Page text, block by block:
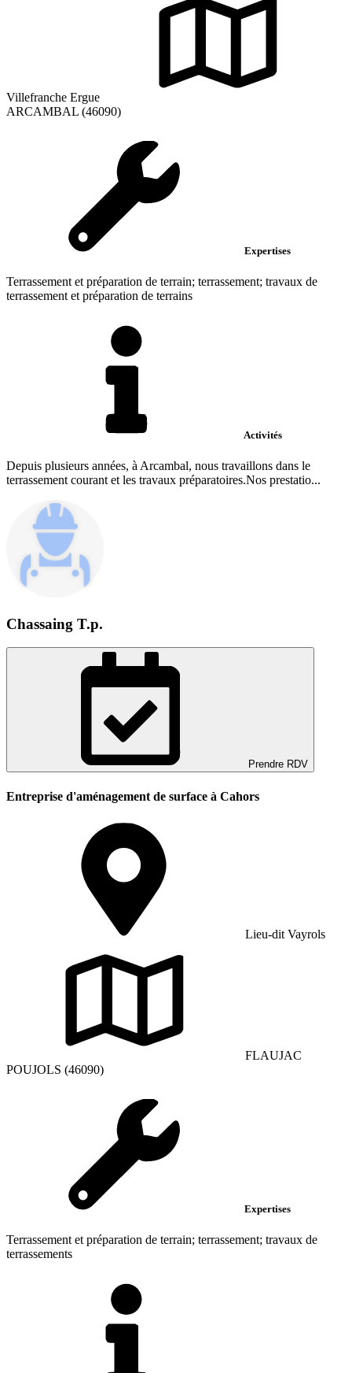
Villefranche Ergue
ARCAMBAL (46090)
Expertises
Terrassement et préparation de terrain; terrassement; travaux de
terrassement et préparation de terrains
Activités
Depuis plusieurs années, à Arcambal, nous travaillons dans le
terrassement courant et les travaux préparatoires.Nos prestatio...
Chassaing T.p.
Prendre RDV
Entreprise d'aménagement de surface à Cahors
Lieu-dit Vayrols
FLAUJAC
POUJOLS (46090)
Expertises
Terrassement et préparation de terrain; terrassement; travaux de
terrassements